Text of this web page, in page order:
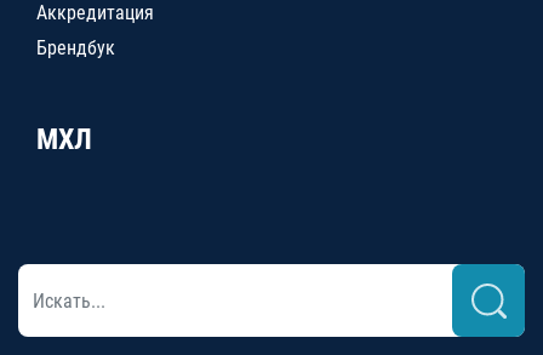
Аккредитация
Брендбук
МХЛ